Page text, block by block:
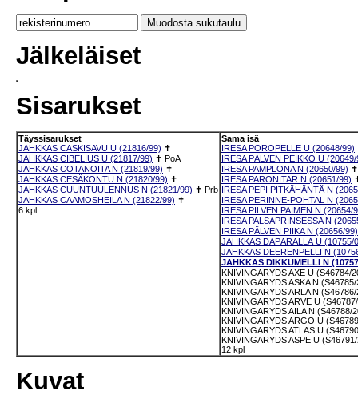
Jälkeläiset
Sisarukset
Täyssisarukset
JAHKKAS CASKISAVU U (21816/99) ✝
JAHKKAS CIBELIUS U (21817/99) ✝ PoA
JAHKKAS COTANOITA N (21819/99) ✝
JAHKKAS CESÄKONTU N (21820/99) ✝
JAHKKAS CUUNTUULENNUS N (21821/99) ✝ Prb
JAHKKAS CAAMOSHEILA N (21822/99) ✝
6 kpl
Sama isä
IRESA POROPELLE U (20648/99)
IRESA PÄLVEN PEIKKO U
IRESA PAMPLONA N (20650/99)
IRESA PARONITAR N (20651/99)
IRESA PEPI PITKÄHÄNTÄ N
IRESA PERINNE-POHTAL N
IRESA PILVEN PAIMEN N (20654/
IRESA PALSAPRINSESSA N
IRESA PÄLVEN PIIKA N (20656/99)
JAHKKAS DÄPÄRÄLLÄ U (10755/
JAHKKAS DEERENPELLI N
JAHKKAS DIKKUMELLI N
KNIVINGARYDS AXE U (S46784/
KNIVINGARYDS ASKA N
KNIVINGARYDS ARLA N
KNIVINGARYDS ARVE U
KNIVINGARYDS AILA N (S46788/
KNIVINGARYDS ARGO U
KNIVINGARYDS ATLAS U
KNIVINGARYDS ASPE U
12 kpl
Kuvat